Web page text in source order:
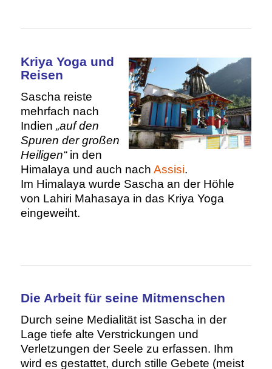
Kriya Yoga und
Reisen
Sascha reiste
mehrfach nach
Indien „auf den
Spuren der großen
Heiligen“in den
Himalaya und auch nach Assisi.
Im Himalaya wurde Sascha an der Höhle
von Lahiri Mahasaya in das Kriya Yoga
eingeweiht.
Die Arbeit für seine Mitmenschen
Durch seine Medialität ist Sascha in der
Lage tiefe alte Verstrickungen und
Verletzungen der Seele zu erfassen. Ihm
wird es gestattet, durch stille Gebete (meist